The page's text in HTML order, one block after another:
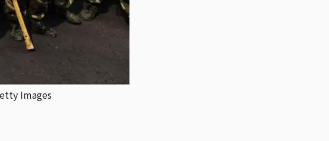
Images